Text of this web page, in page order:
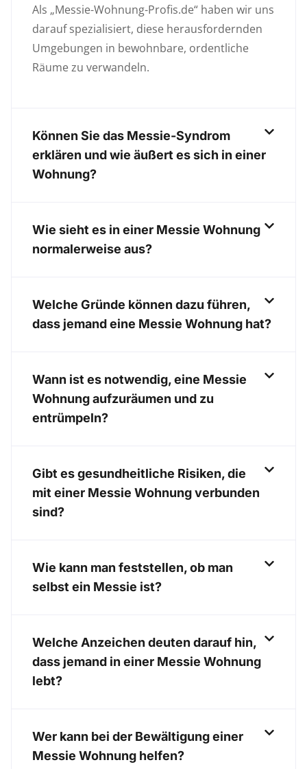
Als „Messie-Wohnung-Profis.de“ haben wir uns
darauf spezialisiert, diese herausfordernden
Umgebungen in bewohnbare, ordentliche
Räume zu verwandeln.
Können Sie das Messie-Syndrom
erklären und wie äußert es sich in einer
Wohnung?
Wie sieht es in einer Messie Wohnung
normalerweise aus?
Welche Gründe können dazu führen,
dass jemand eine Messie Wohnung hat?
Wann ist es notwendig, eine Messie
Wohnung aufzuräumen und zu
entrümpeln?
Gibt es gesundheitliche Risiken, die
mit einer Messie Wohnung verbunden
sind?
Wie kann man feststellen, ob man
selbst ein Messie ist?
Welche Anzeichen deuten darauf hin,
dass jemand in einer Messie Wohnung
lebt?
Wer kann bei der Bewältigung einer
Messie Wohnung helfen?